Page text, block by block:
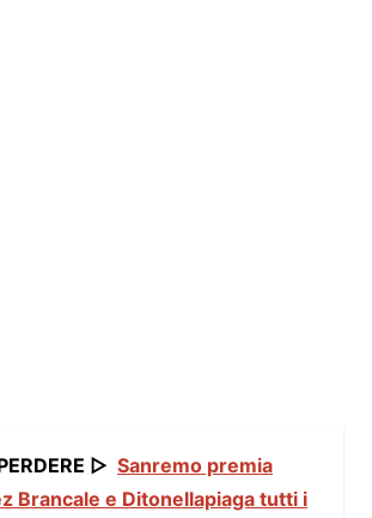
▷ Sanremo premia
Brancale e Ditonellapiaga tutti i